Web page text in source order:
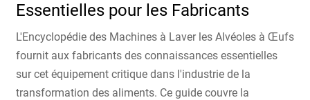
Essentielles pour les Fabricants
L'Encyclopédie des Machines à Laver les Alvéoles à Œufs
fournit aux fabricants des connaissances essentielles
sur cet équipement critique dans l'industrie de la
transformation des aliments. Ce guide couvre la